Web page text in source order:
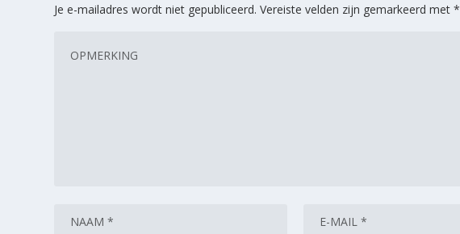
Je e-mailadres wordt niet gepubliceerd. Vereiste velden zijn gemarkeerd met*